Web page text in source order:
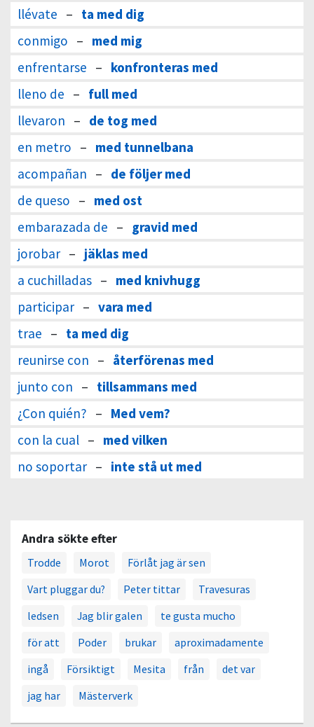
llévate – ta med dig
conmigo – med mig
enfrentarse – konfronteras med
lleno de – full med
llevaron – de tog med
en metro – med tunnelbana
acompañan – de följer med
de queso – med ost
embarazada de – gravid med
jorobar – jäklas med
a cuchilladas – med knivhugg
participar – vara med
trae – ta med dig
reunirse con – återförenas med
junto con – tillsammans med
¿Con quién? – Med vem?
con la cual – med vilken
no soportar – inte stå ut med
Andra sökte efter
Trodde Morot
Förlåt jag är sen
Vart pluggar du?
Peter tittar
Travesuras
ledsen
Jag blir galen
te gusta mucho
för att
Poder brukar
aproximadamente
ingå
Försiktigt Mesita från
det var
jag har
Mästerverk